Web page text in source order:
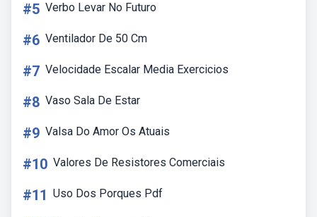
#5 Verbo Levar No Futuro
#6 Ventilador De 50 Cm
#7 Velocidade Escalar Media Exercicios
#8 Vaso Sala De Estar
#9 Valsa Do Amor Os Atuais
#10 Valores De Resistores Comerciais
#11 Uso Dos Porques Pdf